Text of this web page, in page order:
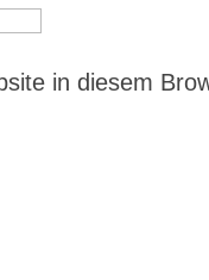
in diesem